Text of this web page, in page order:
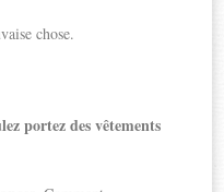
chose.
portez des vêtements